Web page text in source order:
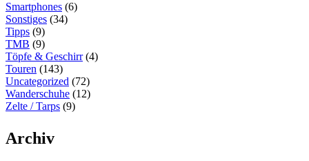
Smartphones (6)
Sonstiges (34)
Tipps (9)
TMB (9)
Töpfe & Geschirr(4)
Touren (143)
Uncategorized (72)
Wanderschuhe (12)
Zelte / Tarps (9)
Archiv